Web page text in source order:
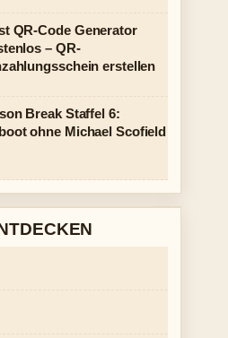
QR-Code Generator
– QR-
erstellen
Break Staffel 6:
ohne Michael Scofield